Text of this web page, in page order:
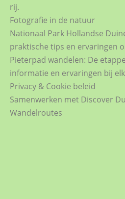
rij.
Fotografie in de natuur
Nationaal Park Hollandse
praktische tips en ervaringen
Pieterpad wandelen: De
informatie en ervaringen bij
Privacy & Cookie beleid
Samenwerken met Discover
Wandelroutes